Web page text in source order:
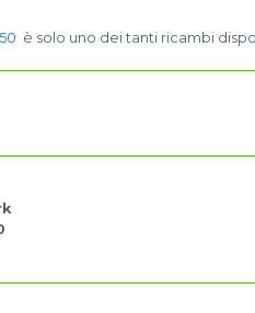
è solo uno dei tanti ricambi